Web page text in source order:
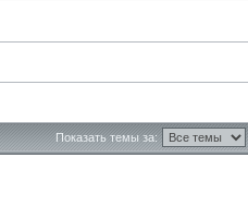
Показать темы за: